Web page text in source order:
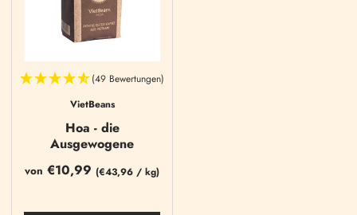
(49 Bewertungen)
VietBeans
Hoa - die
Ausgewogene
von €10,99 (€43,96 / kg)